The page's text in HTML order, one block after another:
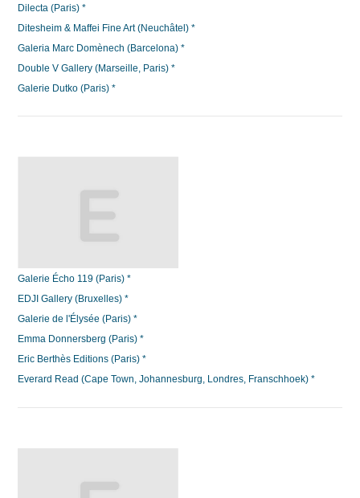
Dilecta (Paris) *
Ditesheim & Maffei Fine Art (Neuchâtel) *
Galeria Marc Domènech (Barcelona) *
Double V Gallery (Marseille, Paris) *
Galerie Dutko (Paris) *
Galerie Écho 119 (Paris) *
EDJI Gallery (Bruxelles) *
Galerie de l'Élysée (Paris) *
Emma Donnersberg (Paris) *
Eric Berthès Editions (Paris) *
Everard Read (Cape Town, Johannesburg, Londres, Franschhoek) *